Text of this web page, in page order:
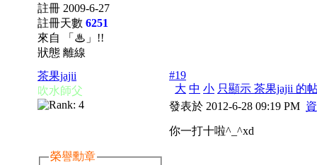
註冊 2009-6-27
註冊天數 6251
來自 「♨」!!
狀態 離線
茶果jajii
吹水師父
榮譽勳章
#19
大 中 小 只顯示 茶果jajii 的
發表於 2012-6-28 09:19 PM
你一打十啦^_^xd